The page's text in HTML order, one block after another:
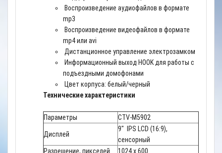
Воспроизведение аудиофайлов в формате
mp3
Воспроизведение видеофайлов в формате
mp4 или avi
Дистанционное управление электрозамком
Информационный выход HOOK для работы с
подъездными домофонами
Цвет корпуса: белый/черный
Технические характеристики
Параметры CTV-M5902
Дисплей
9" IPS LCD (16:9),
сенсорный
Разрешение, пикселей
1024 x 600